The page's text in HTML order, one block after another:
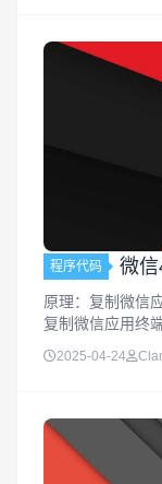
程序代码 微
原理：复制微信
复制微信应用终
/Applications/
Bundle ID防止微
2025-04-24